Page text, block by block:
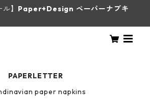
】 Paper+Design ペーパーナプキ
PAPERLETTER
paper napkins